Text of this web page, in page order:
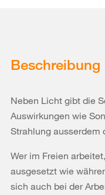
Beschreibung
Neben Licht gibt die
Auswirkungen wie
Strahlung ausserdem
Wer im Freien
ausgesetzt wie
sich auch bei der